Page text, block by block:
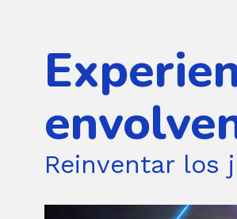
Reinventar los